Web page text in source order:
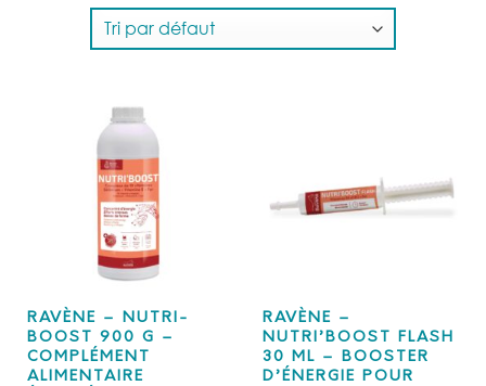
RAVÈNE – NUTRI-
BOOST 900 G –
COMPLÉMENT
ALIMENTAIRE
RAVÈNE –
NUTRI’BOOST FLASH
30 ML – BOOSTER
D’ÉNERGIE POUR